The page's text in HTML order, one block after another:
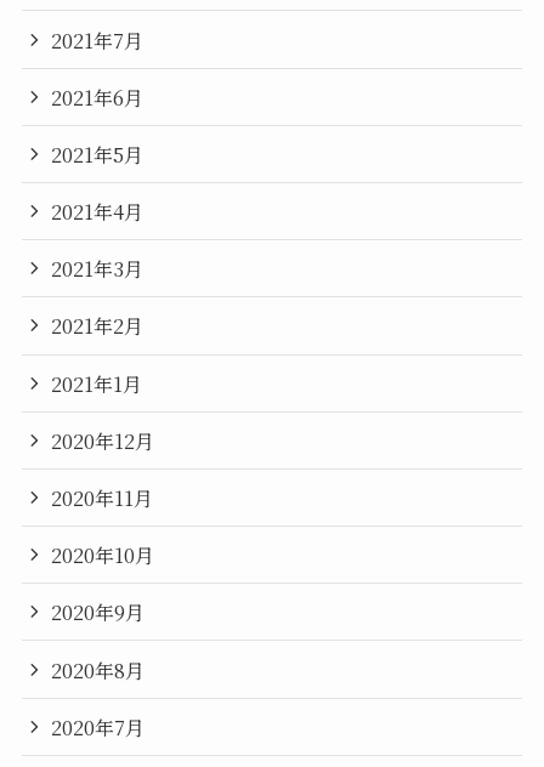
2021年7月
2021年6月
2021年5月
2021年4月
2021年3月
2021年2月
2021年1月
2020年12月
2020年11月
2020年10月
2020年9月
2020年8月
2020年7月